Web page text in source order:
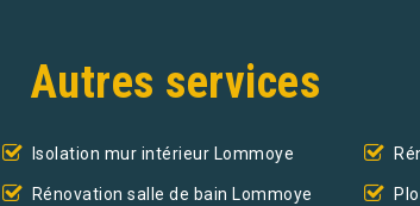
Autres services
Isolation mur intérieur Lommoye
Rénovation salle de bain Lommoye